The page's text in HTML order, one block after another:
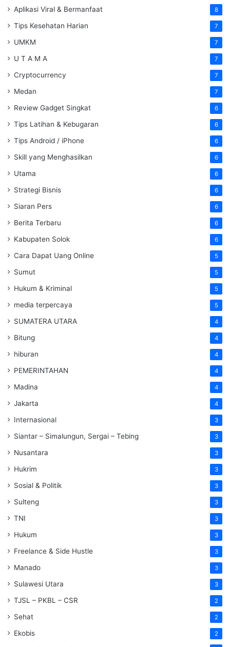
Aplikasi Viral & Bermanfaat 8
Tips Kesehatan Harian 7
UMKM 7
U T A M A 7
Cryptocurrency 7
Medan 7
Review Gadget Singkat 6
Tips Latihan & Kebugaran 6
Tips Android / iPhone 6
Skill yang Menghasilkan 6
Utama 6
Strategi Bisnis 6
Siaran Pers 6
Berita Terbaru 6
Kabupaten Solok 6
Cara Dapat Uang Online 5
Sumut 5
Hukum & Kriminal 5
media terpercaya 5
SUMATERA UTARA 4
Bitung 4
hiburan 4
PEMERINTAHAN 4
Madina 4
Jakarta 4
Internasional 3
Siantar – Simalungun, Sergai – Tebing 3
Nusantara 3
Hukrim 3
Sosial & Politik 3
Sulteng 3
TNI 3
Hukum 3
Freelance & Side Hustle 3
Manado 3
Sulawesi Utara 3
TJSL – PKBL – CSR 2
Sehat 2
Ekobis 2